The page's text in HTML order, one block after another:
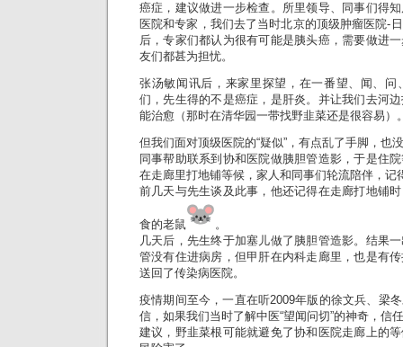
癌症，建议做进一步检查。所里领导、同事们得
医院和专家，我们去了当时北京的顶级肿瘤医院-
后，专家们都认为很有可能是胰头癌，需要做进
友们都甚为担忧。
张汤敏闻讯后，来家里探望，在一番望、闻、问
们，先生得的不是癌症，是肝炎。并让我们去河
能治愈（那时在清华园一带找野韭菜还是很容易）
但我们面对顶级医院的“疑似”，有点乱了手脚，也
同事帮助联系到协和医院做胰胆管造影，于是住
在走廊里打地铺等候，家人和同事们轮流陪伴，记
前几天与先生谈及此事，他还记得在走廊打地铺
食的老鼠
。
几天后，先生终于加塞儿做了胰胆管造影。结果
管没有住进病房，但甲肝在内科走廊里，也是有
送回了传染病医院。
疫情期间至今，一直在听2009年版的徐文兵、梁
信，如果我们当时了解中医“望闻问切”的神奇，信
建议，野韭菜根可能就避免了协和医院走廊上的